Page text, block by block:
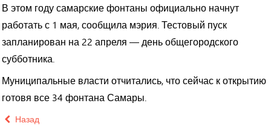
выезжающих «на встречку»
Приступил к работе новый начальник таможни
Строитель сжег Infiniti и Peugeot бизнесмена-должника
В этом году самарские фонтаны официально начнут
работать с 1 мая, сообщила мэрия. Тестовый пуск
запланирован на 22 апреля — день общегородского
субботника.
Муниципальные власти отчитались, что сейчас к открытию
готовя все 34 фонтана Самары.
Назад